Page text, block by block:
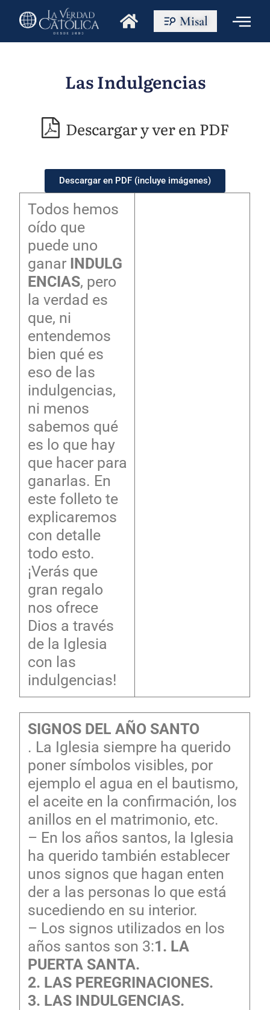
Misal
Las Indulgencias
Descargar y ver en PDF
Descargar en PDF (incluye imágenes)
Todos hemos
oído que
puede uno
ganar INDULG
ENCIAS, pero
la verdad es
que, ni
entendemos
bien qué es
eso de las
indulgencias,
ni menos
sabemos qué
es lo que hay
que hacer para
ganarlas. En
este folleto te
explicaremos
con detalle
todo esto.
¡Verás que
gran regalo
nos ofrece
Dios a través
de la Iglesia
con las
indulgencias!
SIGNOS DEL AÑO SANTO
. La Iglesia siempre ha querido
poner símbolos visibles, por
ejemplo el agua en el bautismo,
el aceite en la confirmación, los
anillos en el matrimonio, etc.
– En los años santos, la Iglesia
ha querido también establecer
unos signos que hagan enten
der a las personas lo que está
sucediendo en su interior.
– Los signos utilizados en los
años santos son 3:1. LA
PUERTA SANTA.
2. LAS PEREGRINACIONES.
3. LAS INDULGENCIAS.